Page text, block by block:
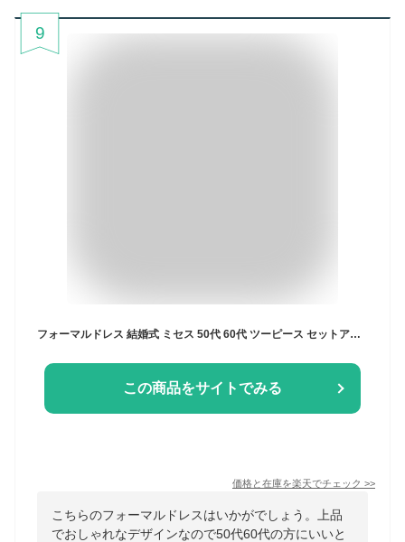
9
この商品をサイトでみる
価格と在庫を楽天でチェック >>
こちらのフォーマルドレスはいかがでしょう。上品
でおしゃれなデザインなので50代60代の方にいいと